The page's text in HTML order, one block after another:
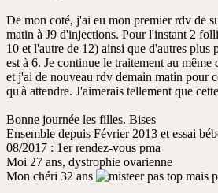
De mon coté, j'ai eu mon premier rdv de
matin à J9 d'injections. Pour l'instant 2
10 et l'autre de 12) ainsi que d'autres plus
est à 6. Je continue le traitement au
et j'ai de nouveau rdv demain matin pour
qu'à attendre. J'aimerais tellement que
Bonne journée les filles. Bises
Ensemble depuis Février 2013 et essai
08/2017 : 1er rendez-vous pma
Moi 27 ans, dystrophie ovarienne
Mon chéri 32 ans
pas top mais